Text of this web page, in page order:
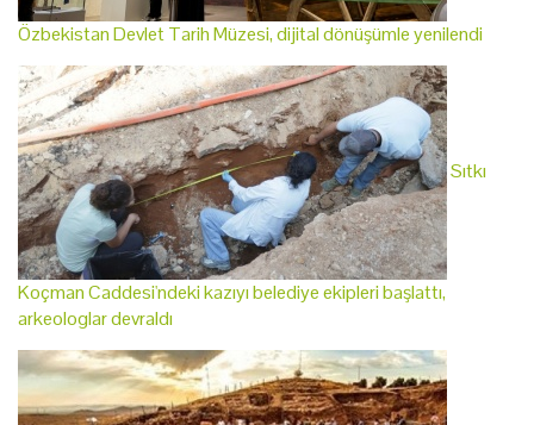
Özbekistan Devlet Tarih Müzesi, dijital dönüşümle yenilendi
Sıtkı
Koçman Caddesi'ndeki kazıyı belediye ekipleri başlattı,
arkeologlar devraldı